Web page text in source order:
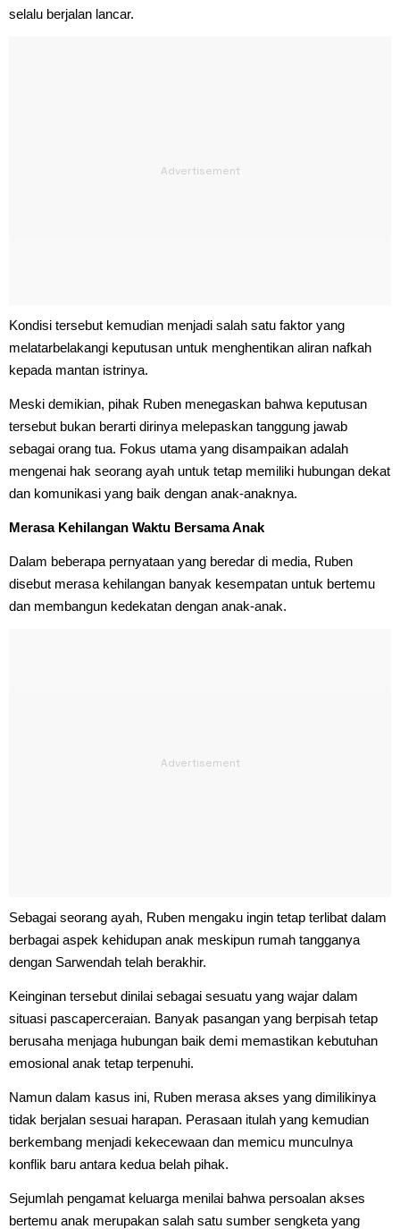
selalu berjalan lancar.
Kondisi tersebut kemudian menjadi salah satu faktor yang
melatarbelakangi keputusan untuk menghentikan aliran nafkah
kepada mantan istrinya.
Meski demikian, pihak Ruben menegaskan bahwa keputusan
tersebut bukan berarti dirinya melepaskan tanggung jawab
sebagai orang tua. Fokus utama yang disampaikan adalah
mengenai hak seorang ayah untuk tetap memiliki hubungan dekat
dan komunikasi yang baik dengan anak-anaknya.
Merasa Kehilangan Waktu Bersama Anak
Dalam beberapa pernyataan yang beredar di media, Ruben
disebut merasa kehilangan banyak kesempatan untuk bertemu
dan membangun kedekatan dengan anak-anak.
Sebagai seorang ayah, Ruben mengaku ingin tetap terlibat dalam
berbagai aspek kehidupan anak meskipun rumah tangganya
dengan Sarwendah telah berakhir.
Keinginan tersebut dinilai sebagai sesuatu yang wajar dalam
situasi pascaperceraian. Banyak pasangan yang berpisah tetap
berusaha menjaga hubungan baik demi memastikan kebutuhan
emosional anak tetap terpenuhi.
Namun dalam kasus ini, Ruben merasa akses yang dimilikinya
tidak berjalan sesuai harapan. Perasaan itulah yang kemudian
berkembang menjadi kekecewaan dan memicu munculnya
konflik baru antara kedua belah pihak.
Sejumlah pengamat keluarga menilai bahwa persoalan akses
bertemu anak merupakan salah satu sumber sengketa yang